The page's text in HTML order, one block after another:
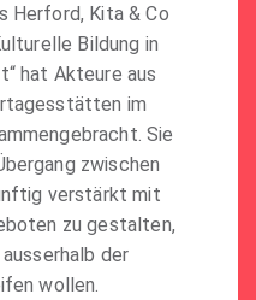
Herford, Kita & Co
Bildung in
hat Akteure aus
im
Sie
zwischen
verstärkt mit
zu gestalten,
der
wollen.